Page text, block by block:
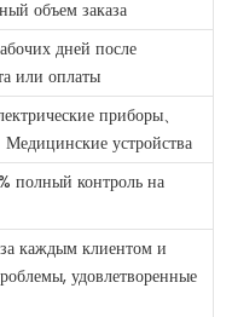
объем заказа
дней после
или оплаты
приборы、
Медицинские устройства
полный контроль на
каждым клиентом и
удовлетворенные